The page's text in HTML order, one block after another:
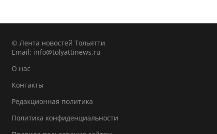
© Лента новостей Тольятти
Email: info@tolyattinews.ru
О нас
Контакты
Редакционная политика
Политика конфиденциальности